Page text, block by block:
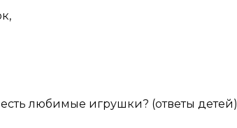
есть любимые игрушки? (ответы детей)